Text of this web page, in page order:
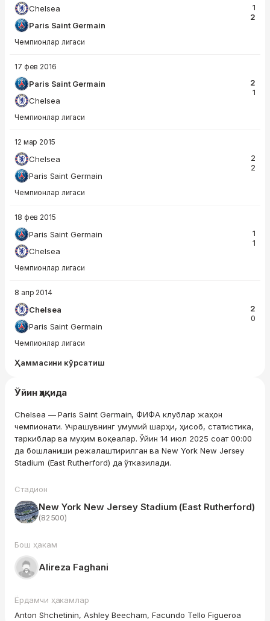
Chelsea
Paris Saint Germain
1
2
Чемпионлар лигаси
17 фев 2016
Paris Saint Germain
Chelsea
2
1
Чемпионлар лигаси
12 мар 2015
Chelsea
Paris Saint Germain
2
2
Чемпионлар лигаси
18 фев 2015
Paris Saint Germain
Chelsea
1
1
Чемпионлар лигаси
8 апр 2014
Chelsea
Paris Saint Germain
2
0
Чемпионлар лигаси
Ҳаммасини кўрсатиш
Ўйин ҳақида
Chelsea — Paris Saint Germain, ФИФА клублар жаҳон
чемпионати. Учрашувнинг умумий шарҳи, ҳисоб, статистика,
таркиблар ва муҳим воқеалар. Ўйин 14 июл 2025 соат 00:00
да бошланиши режалаштирилган ва New York New Jersey
Stadium (East Rutherford) да ўтказилади.
Стадион
New York New Jersey Stadium (East Rutherford)
(82 500)
Бош ҳакам
Alireza Faghani
Ёрдамчи ҳакамлар
Anton Shchetinin, Ashley Beecham, Facundo Tello Figueroa